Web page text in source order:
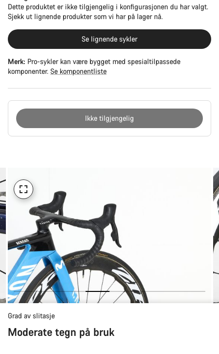
Dette produktet er ikke tilgjengelig i konfigurasjonen du har valgt.
Sjekk ut lignende produkter som vi har på lager nå.
Se lignende sykler
Merk: Pro-sykler kan være bygget med spesialtilpassede
komponenter. Se komponentliste
Ikke tilgjengelig
Grad av slitasje
Moderate tegn på bruk